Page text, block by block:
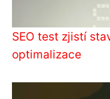
SEO test zjistí
optimalizace